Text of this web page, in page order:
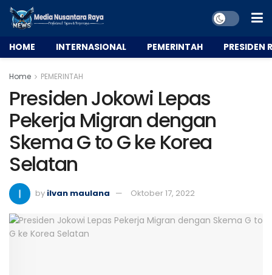
HOME INTERNASIONAL PEMERINTAH PRESIDEN
Home PEMERINTAH
Presiden Jokowi Lepas
Pekerja Migran dengan
Skema G to G ke Korea
Selatan
by ilvan maulana Oktober 17, 2022